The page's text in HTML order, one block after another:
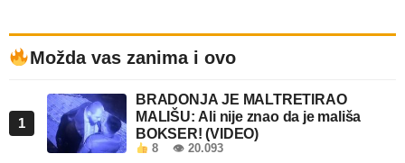
Možda vas zanima i ovo
1
BRADONJA JE MALTRETIRAO
MALIŠU: Ali nije znao da je mališa
BOKSER! (VIDEO)
8 👁 20.093